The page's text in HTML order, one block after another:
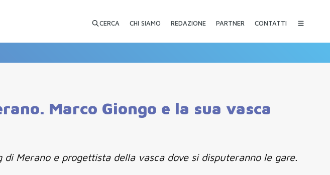
CERCA CHI SIAMO REDAZIONE PARTNER CONTATTI
Marco Giongo e la sua vasca
Merano e progettista della vasca dove si disputeranno le gare.